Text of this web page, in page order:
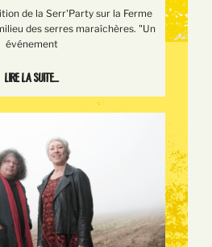
de la Serr'Party sur la Ferme
des serres maraîchères. "Un
événement
Lire la suite...